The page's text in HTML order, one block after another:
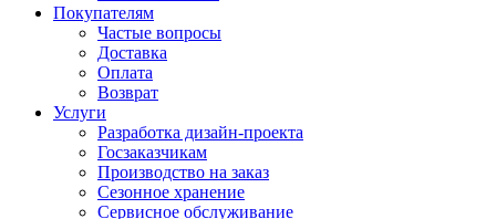
Покупателям
Частые вопросы
Доставка
Оплата
Возврат
Услуги
Разработка дизайн-проекта
Госзаказчикам
Производство на заказ
Сезонное хранение
Сервисное обслуживание